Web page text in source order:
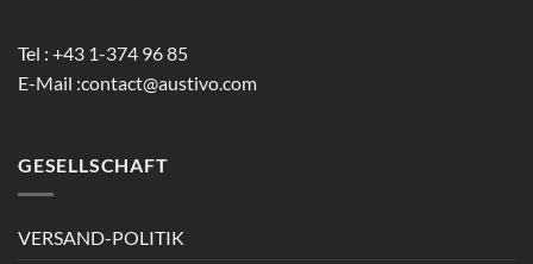
Tel : +43 1-374 96 85
E-Mail :contact@austivo.com
GESELLSCHAFT
VERSAND-POLITIK